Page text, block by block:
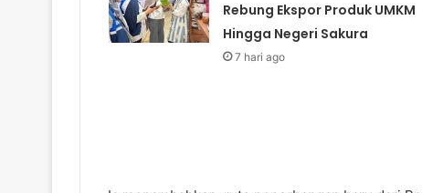
Rebung Ekspor Produk UMKM
Hingga Negeri Sakura
7 hari ago